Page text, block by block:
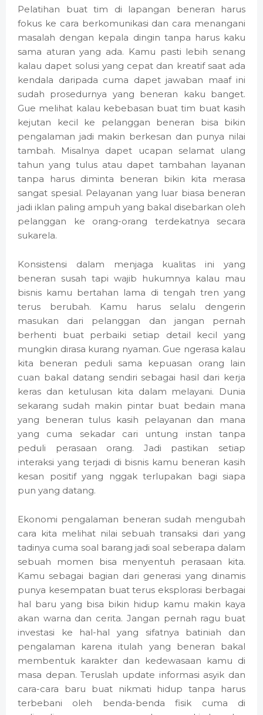
Pelatihan buat tim di lapangan beneran harus
fokus ke cara berkomunikasi dan cara menangani
masalah dengan kepala dingin tanpa harus kaku
sama aturan yang ada. Kamu pasti lebih senang
kalau dapet solusi yang cepat dan kreatif saat ada
kendala daripada cuma dapet jawaban maaf ini
sudah prosedurnya yang beneran kaku banget.
Gue melihat kalau kebebasan buat tim buat kasih
kejutan kecil ke pelanggan beneran bisa bikin
pengalaman jadi makin berkesan dan punya nilai
tambah. Misalnya dapet ucapan selamat ulang
tahun yang tulus atau dapet tambahan layanan
tanpa harus diminta beneran bikin kita merasa
sangat spesial. Pelayanan yang luar biasa beneran
jadi iklan paling ampuh yang bakal disebarkan oleh
pelanggan ke orang-orang terdekatnya secara
sukarela.
Konsistensi dalam menjaga kualitas ini yang
beneran susah tapi wajib hukumnya kalau mau
bisnis kamu bertahan lama di tengah tren yang
terus berubah. Kamu harus selalu dengerin
masukan dari pelanggan dan jangan pernah
berhenti buat perbaiki setiap detail kecil yang
mungkin dirasa kurang nyaman. Gue ngerasa kalau
kita beneran peduli sama kepuasan orang lain
cuan bakal datang sendiri sebagai hasil dari kerja
keras dan ketulusan kita dalam melayani. Dunia
sekarang sudah makin pintar buat bedain mana
yang beneran tulus kasih pelayanan dan mana
yang cuma sekadar cari untung instan tanpa
peduli perasaan orang. Jadi pastikan setiap
interaksi yang terjadi di bisnis kamu beneran kasih
kesan positif yang nggak terlupakan bagi siapa
pun yang datang.
Ekonomi pengalaman beneran sudah mengubah
cara kita melihat nilai sebuah transaksi dari yang
tadinya cuma soal barang jadi soal seberapa dalam
sebuah momen bisa menyentuh perasaan kita.
Kamu sebagai bagian dari generasi yang dinamis
punya kesempatan buat terus eksplorasi berbagai
hal baru yang bisa bikin hidup kamu makin kaya
akan warna dan cerita. Jangan pernah ragu buat
investasi ke hal-hal yang sifatnya batiniah dan
pengalaman karena itulah yang beneran bakal
membentuk karakter dan kedewasaan kamu di
masa depan. Teruslah update informasi asyik dan
cara-cara baru buat nikmati hidup tanpa harus
terbebani oleh benda-benda fisik cuma di